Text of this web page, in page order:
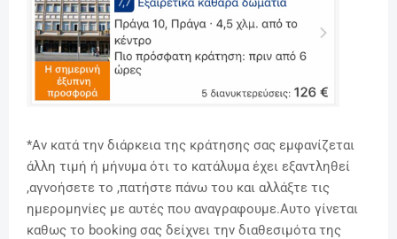
*Αν κατά την διάρκεια της κράτησης σας εμφανίζεται
άλλη τιμή ή μήνυμα ότι το κατάλυμα έχει εξαντληθεί
,αγνοήσετε το ,πατήστε πάνω του και αλλάξτε τις
ημερομηνίες με αυτές που αναγραφουμε.Αυτο γίνεται
καθως το booking σας δείχνει την διαθεσιμότα της